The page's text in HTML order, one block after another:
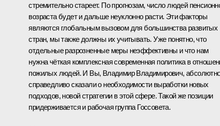
стремительно стареет. По прогнозам, число людей
возраста будет и дальше неуклонно расти. Эти факторы
являются глобальным вызовом для большинства развитых
стран, мы также должны их учитывать. Уже понятно, что
отдельные разрозненные меры неэффективны и что нам
нужна чёткая комплексная современная политика в
пожилых людей. И Вы, Владимир Владимирович,
справедливо сказали о необходимости выработки новых
подходов, новой стратегии в этой сфере. Такой же позиции
придерживается и рабочая группа Госсовета.